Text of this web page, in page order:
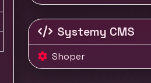
Systemy CMS
Shoper